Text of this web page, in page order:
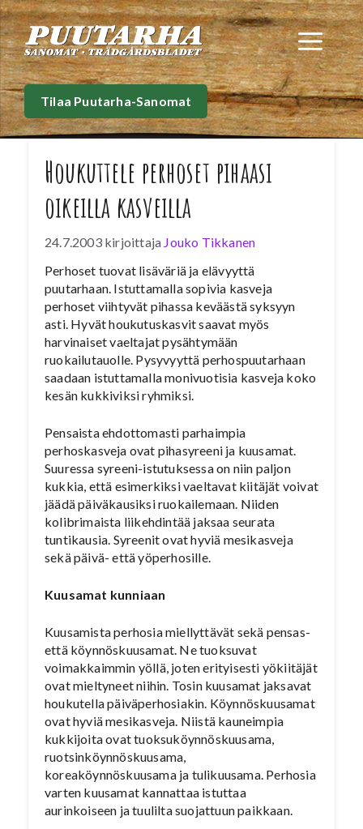
Siirry
sisältöön
Tilaa Puutarha-Sanomat
Houkuttele perhoset pihaasi
oikeilla kasveilla
24.7.2003 kirjoittaja Jouko Tikkanen
Perhoset tuovat lisäväriä ja elävyyttä
puutarhaan. Istuttamalla sopivia kasveja
perhoset viihtyvät pihassa keväästä syksyyn
asti. Hyvät houkutuskasvit saavat myös
harvinaiset vaeltajat pysähtymään
ruokailutauolle. Pysyvyyttä perhospuutarhaan
saadaan istuttamalla monivuotisia kasveja koko
kesän kukkiviksi ryhmiksi.
Pensaista ehdottomasti parhaimpia
perhoskasveja ovat pihasyreeni ja kuusamat.
Suuressa syreeni-istutuksessa on niin paljon
kukkia, että esimerkiksi vaeltavat kiitäjät voivat
jäädä päiväkausiksi ruokailemaan. Niiden
kolibrimaista liikehdintää jaksaa seurata
tuntikausia. Syreenit ovat hyviä mesikasveja
sekä päivä- että yöperhosille.
Kuusamat kunniaan
Kuusamista perhosia miellyttävät sekä pensas-
että köynnöskuusamat. Ne tuoksuvat
voimakkaimmin yöllä, joten erityisesti yökiitäjät
ovat mieltyneet niihin. Tosin kuusamat jaksavat
houkutella päiväperhosiakin. Köynnöskuusamat
ovat hyviä mesikasveja. Niistä kauneimpia
kukkijoita ovat tuoksuköynnöskuusama,
ruotsinköynnöskuusama,
koreaköynnöskuusama ja tulikuusama. Perhosia
varten kuusamat kannattaa istuttaa
aurinkoiseen ja tuulilta suojattuun paikkaan.